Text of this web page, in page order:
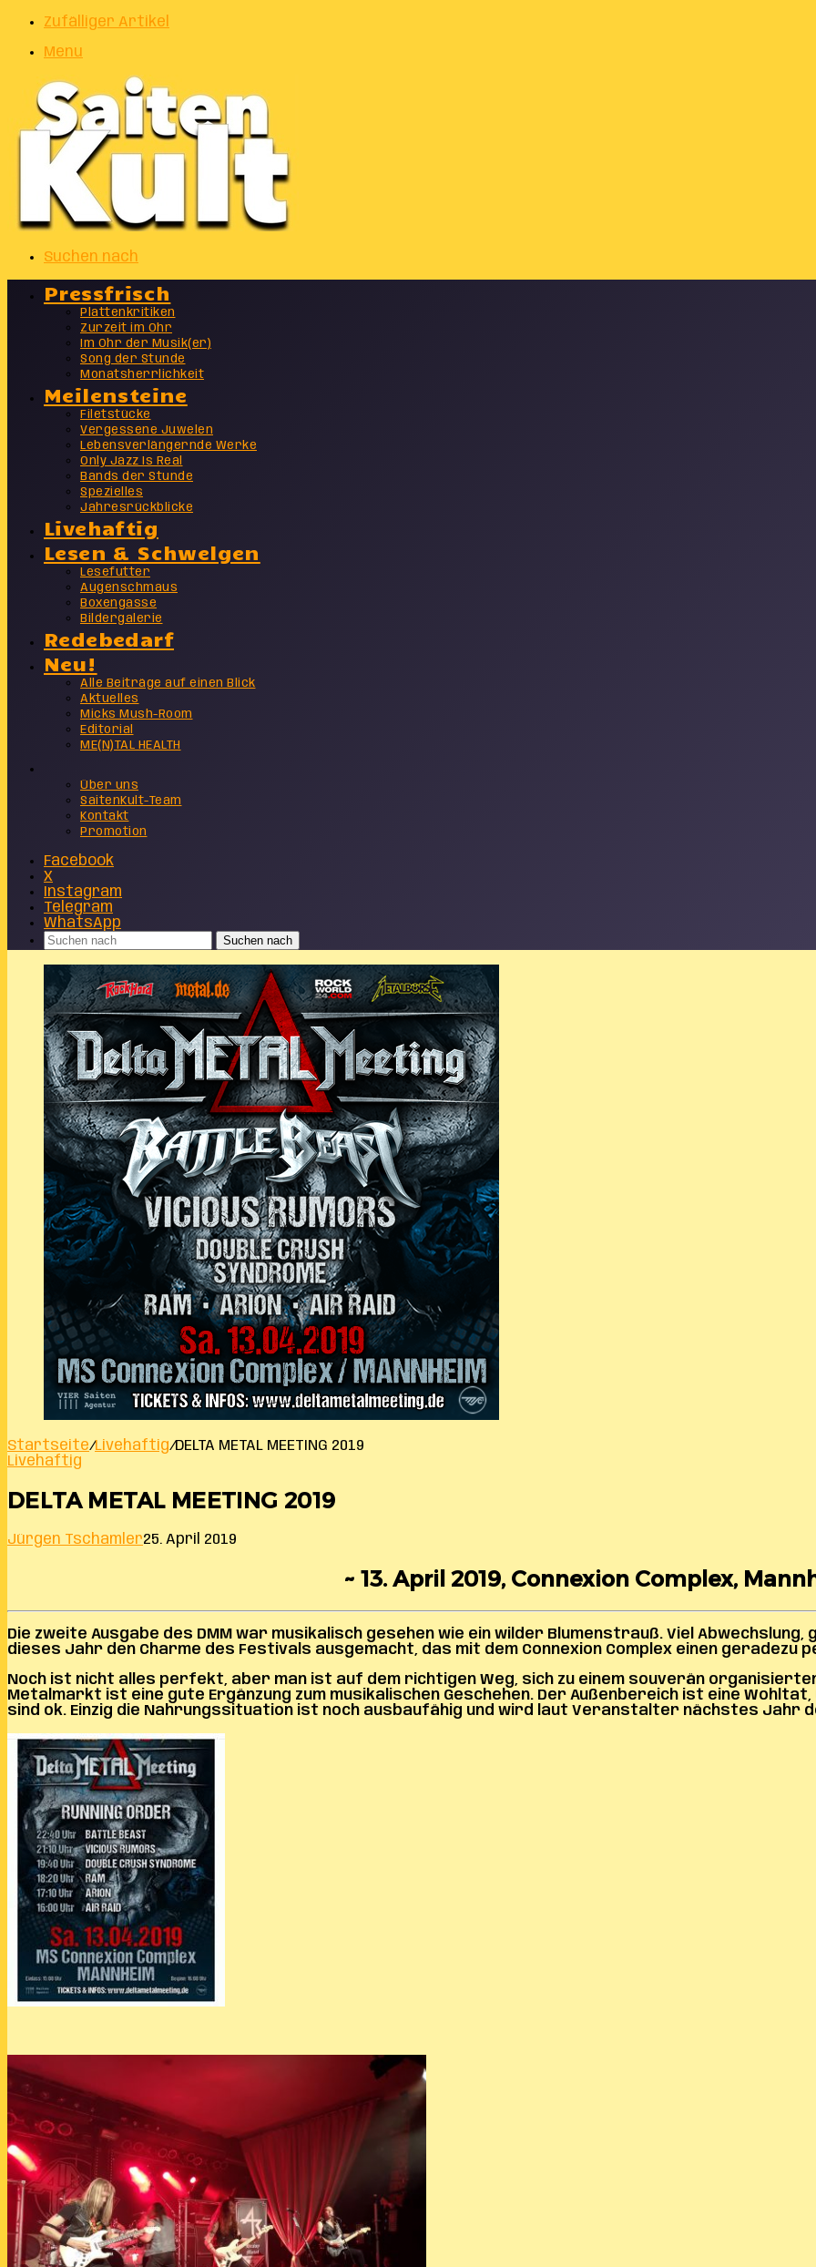
Zufälliger Artikel
Menu
Suchen nach
Pressfrisch
Plattenkritiken
Zurzeit im Ohr
Im Ohr der Musik(er)
Song der Stunde
Monatsherrlichkeit
Meilensteine
Filetstücke
Vergessene Juwelen
Lebensverlängernde Werke
Only Jazz Is Real
Bands der Stunde
Spezielles
Jahresrückblicke
Livehaftig
Lesen & Schwelgen
Lesefutter
Augenschmaus
Boxengasse
Bildergalerie
Redebedarf
Neu!
Alle Beiträge auf einen Blick
Aktuelles
Micks Mush-Room
Editorial
ME(N)TAL HEALTH
Über uns
SaitenKult-Team
Kontakt
Promotion
Facebook
X
Instagram
Telegram
WhatsApp
Suchen nach
Startseite/Livehaftig/DELTA METAL MEETING 2019
Livehaftig
DELTA METAL MEETING 2019
Jürgen Tschamler25. April 2019
~ 13. April 2019, Connexion Complex,
Die zweite Ausgabe des DMM war musikalisch gesehen wie ein wilder Blumenstrauß. Viel
dieses Jahr den Charme des Festivals ausgemacht, das mit dem Connexion Complex einen
Noch ist nicht alles perfekt, aber man ist auf dem richtigen Weg, sich zu einem souverän
Metalmarkt ist eine gute Ergänzung zum musikalischen Geschehen. Der Außenbereich ist eine
sind ok. Einzig die Nahrungssituation ist noch ausbaufähig und wird laut Veranstalter nächstes Jahr